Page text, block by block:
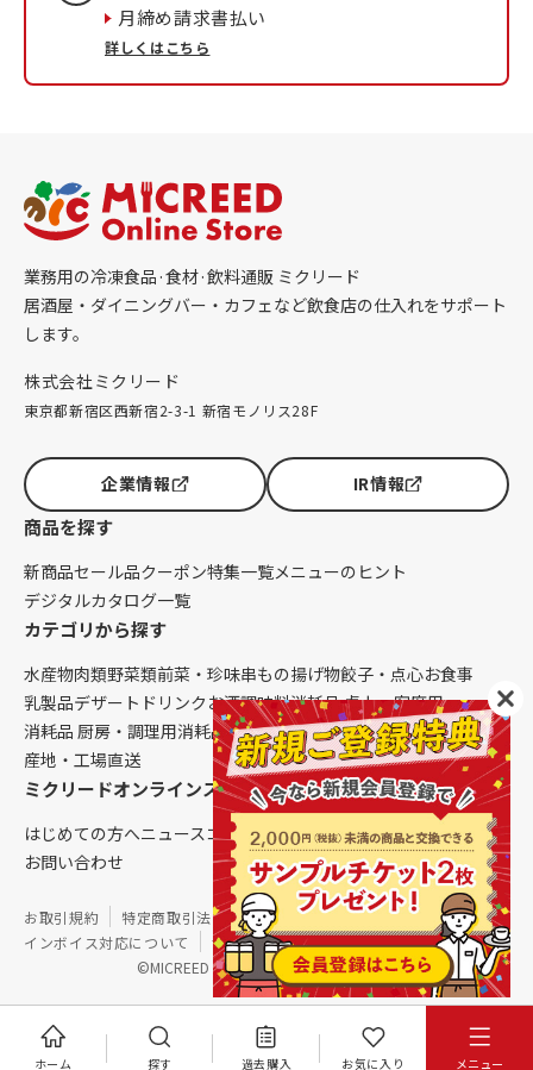
ホーム 探す 過去購入 お気に入り メニュー
月締め請求書払い
詳しくはこちら
業務用の冷凍食品·食材·飲料通販 ミクリード
居酒屋・ダイニングバー・カフェなど飲食店の仕入れをサポート
します。
株式会社ミクリード
東京都新宿区西新宿2-3-1 新宿モノリス28F
企業情報 IR情報
商品を探す
新商品セール品クーポン特集一覧メニューのヒント
デジタルカタログ一覧
カテゴリから探す
水産物肉類野菜類前菜・珍味串もの揚げ物餃子・点心お食事
乳製品デザート ドリンク お酒調味料消耗品 卓上・客席用
消耗品 厨房・調理用消耗品 クレンリネス生鮮品（配送便限定）
産地・工場直送
ミクリードオンラインストアについて
はじめての方へニュースコラムご利用ガイド会社概要
お問い合わせ
©MICREED CO.,LTD. All Rights Reserved.
お取引規約 特定商取引法に基づく表記
個人情報保護方針
インボイス対応について
サイトマップ